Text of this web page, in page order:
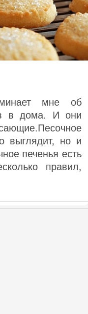
мне об
в дома. И они
выглядит, но и
печенья есть
правил,